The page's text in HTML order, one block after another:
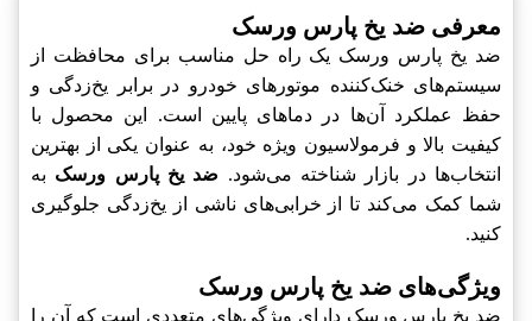
معرفی ضد یخ پارس ورسک
ضد یخ پارس ورسک یک راه حل مناسب برای محافظت از
سیستم‌های خنک‌کننده موتورهای خودرو در برابر یخ‌زدگی و
حفظ عملکرد آن‌ها در دماهای پایین است. این محصول با
کیفیت بالا و فرمولاسیون ویژه خود، به عنوان یکی از بهترین
انتخاب‌ها در بازار شناخته می‌شود. ضد یخ پارس ورسک به
شما کمک می‌کند تا از خرابی‌های ناشی از یخ‌زدگی جلوگیری
کنید.
ویژگی‌های ضد یخ پارس ورسک
ضد یخ پارس ورسک دارای ویژگی‌های متعددی است که آن را